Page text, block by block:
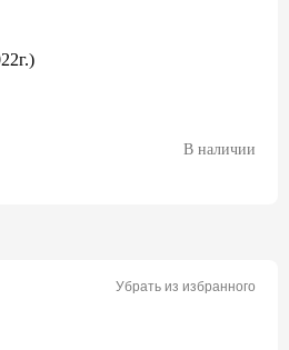
В наличии
Убрать из избранного